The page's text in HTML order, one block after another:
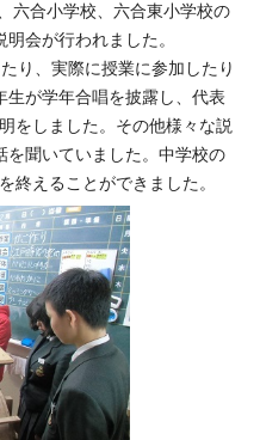
六合小学校、六合東小学校の
会が行われました。
り、実際に授業に参加したり
生が学年合唱を披露し、代表
をしました。その他様々な説
を聞いていました。中学校の
終えることができました。